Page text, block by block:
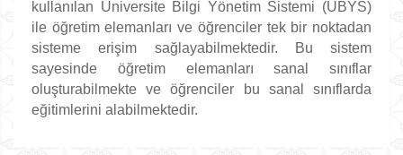
kullanılan Üniversite Bilgi Yönetim Sistemi (UBYS)
ile öğretim elemanları ve öğrenciler tek bir noktadan
sisteme erişim sağlayabilmektedir. Bu sistem
sayesinde öğretim elemanları sanal sınıflar
oluşturabilmekte ve öğrenciler bu sanal sınıflarda
eğitimlerini alabilmektedir.